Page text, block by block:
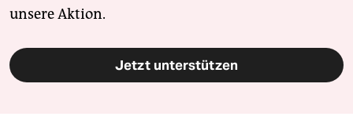
unsere Aktion.
Jetzt unterstützen